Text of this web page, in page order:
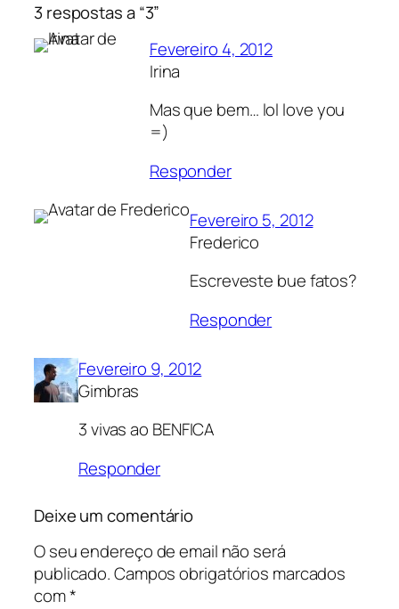
3 respostas a “3”
Fevereiro 4, 2012
Irina
Mas que bem… lol love you
=)
Responder
Fevereiro 5, 2012
Frederico
Escreveste bue fatos?
Responder
Fevereiro 9, 2012
Gimbras
3 vivas ao BENFICA
Responder
Deixe um comentário
O seu endereço de email não será
publicado.Campos obrigatórios marcados
com*